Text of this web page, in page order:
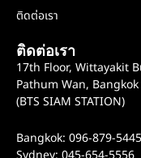
ติดต่อเรา
ติดต่อเรา
17th Floor, Wittayakit
Pathum Wan,
(BTS SIAM STATION)
Bangkok: 096-879-5445